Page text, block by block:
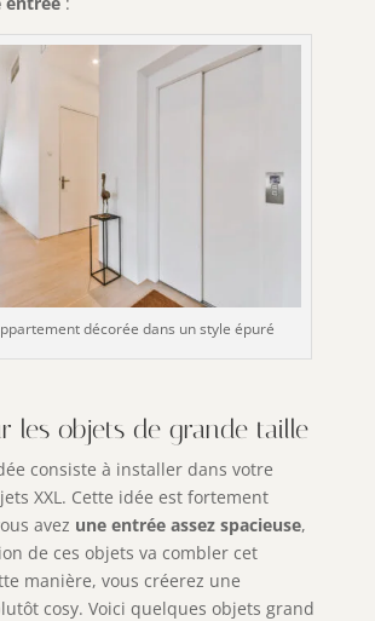
décorée dans un style épuré
les objets de grande taille
consiste à installer dans votre
XXL. Cette idée est fortement
avez une entrée assez spacieuse,
de ces objets va combler cet
manière, vous créerez une
cosy. Voici quelques objets grand